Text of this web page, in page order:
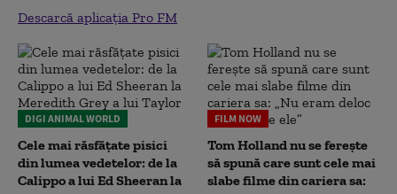
Descarcă aplicația Pro FM
DIGI ANIMAL WORLD
Cele mai răsfățate pisici
din lumea vedetelor: de la
Calippo a lui Ed Sheeran la
FILM NOW
Tom Holland nu se ferește
să spună care sunt cele mai
slabe filme din cariera sa: